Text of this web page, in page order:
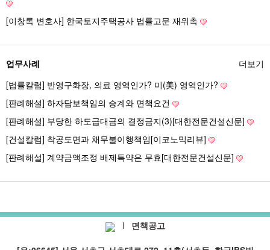
[이창록 변호사] 한국토지주택공사 법률고문 재위촉
업무사례
[법률칼럼] 반영구화장, 의료 영역인가? 미(美) 영역인가?
[판례해설] 하자담보책임의 승계와 면책요건
[판례해설] 부당한 하도급대금의 결정금지(3)[대한전문건설신문]
[건설칼럼] 착공도면과 채무불이행책임[이코노믹리뷰]
[판례해설] 계약금액조정 배제특약은 무효[대한전문건설신문]
더보기
l 면책공고